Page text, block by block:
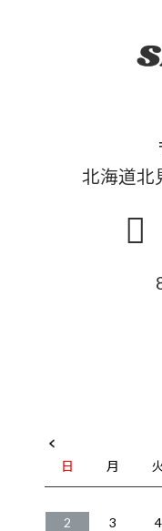
北海道北
日
月
2
3 4